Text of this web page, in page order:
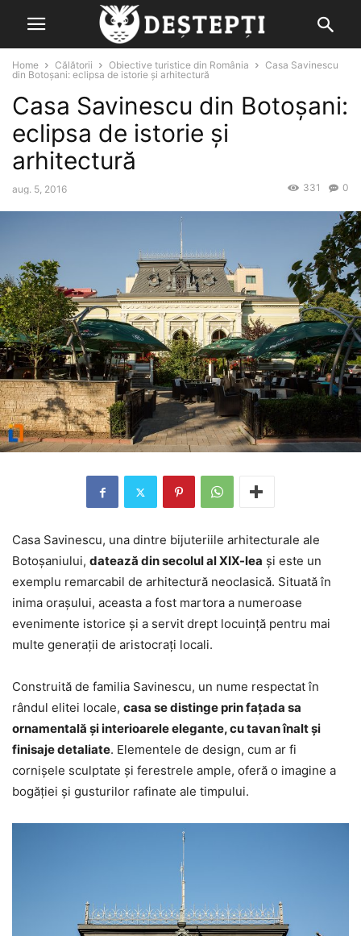
Home Călătorii Obiective turistice din România
Casa Savinescu
din Botoșani: eclipsa de istorie și arhitectură
Casa Savinescu din Botoșani:
eclipsa de istorie și
arhitectură
aug. 5, 2016 0
331
Casa Savinescu, una dintre bijuteriile arhitecturale ale
Botoșaniului, datează din secolul al XIX-lea și este un
exemplu remarcabil de arhitectură neoclasică. Situată în
inima orașului, aceasta a fost martora a numeroase
evenimente istorice și a servit drept locuință pentru mai
multe generații de aristocrați locali.
Construită de familia Savinescu, un nume respectat în
rândul elitei locale, casa se distinge prin fațada sa
ornamentală și interioarele elegante, cu tavan înalt și
finisaje detaliate. Elementele de design, cum ar fi
cornișele sculptate și ferestrele ample, oferă o imagine a
bogăției și gusturilor rafinate ale timpului.